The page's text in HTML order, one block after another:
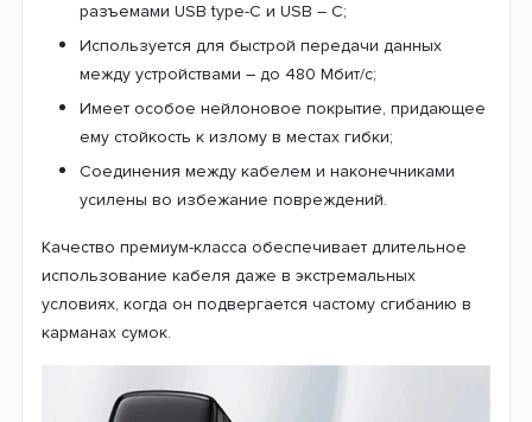
разъемами USB type-C и USB – C;
Используется для быстрой передачи данных
между устройствами – до 480 Мбит/с;
Имеет особое нейлоновое покрытие, придающее
ему стойкость к излому в местах гибки;
Соединения между кабелем и наконечниками
усилены во избежание повреждений.
Качество премиум-класса обеспечивает длительное
использование кабеля даже в экстремальных
условиях, когда он подвергается частому сгибанию в
карманах сумок.